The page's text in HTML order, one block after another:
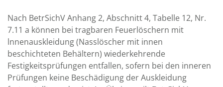
Nach BetrSichV Anhang 2, Abschnitt 4, Tabelle 12, Nr.
7.11 a können bei tragbaren Feuerlöschern mit
lnnenauskleidung (Nasslöscher mit innen
beschichteten Behältern) wiederkehrende
Festigkeitsprüfungen entfallen, sofern bei den inneren
Prüfungen keine Beschädigung der Auskleidung